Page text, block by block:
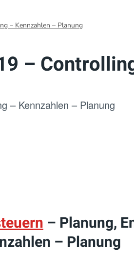
– Kennzahlen – Planung
–
– Kennzahlen – Planung
– Planung,
– Planung